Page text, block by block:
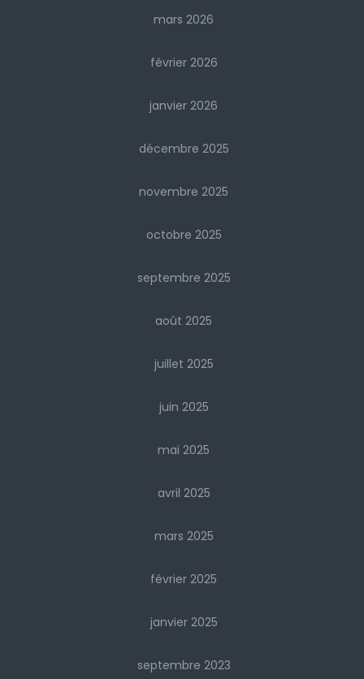
mars 2026
février 2026
janvier 2026
décembre 2025
novembre 2025
octobre 2025
septembre 2025
août 2025
juillet 2025
juin 2025
mai 2025
avril 2025
mars 2025
février 2025
janvier 2025
septembre 2023